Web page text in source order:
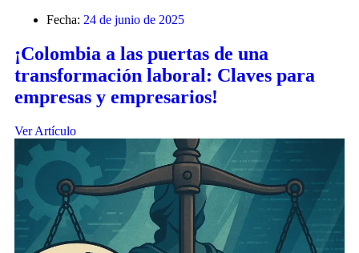
Fecha: 24 de junio de 2025
¡Colombia a las puertas de una
transformación laboral: Claves para
empresas y empresarios!
Ver Artículo